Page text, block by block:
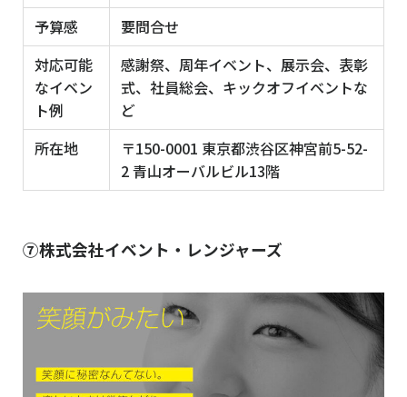
予算感
要問合せ
対応可能
なイベン
ト例
感謝祭、周年イベント、展示会、表彰
式、社員総会、キックオフイベントな
ど
所在地
〒150-0001 東京都渋谷区神宮前5-52-
2 青山オーバルビル13階
⑦株式会社イベント・レンジャーズ